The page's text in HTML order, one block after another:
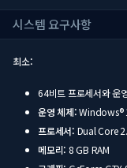
시스템 요구사항
최소:
64비트 프로세서와 운
운영 체제:Windows®
프로세서: Dual Core
메모리: 8 GB RAM